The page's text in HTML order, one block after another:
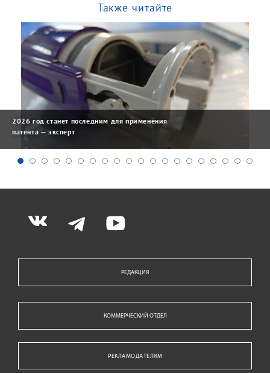
Также читайте
2026 год станет последним для применения
патента — эксперт
РЕДАКЦИЯ
КОММЕРЧЕСКИЙ ОТДЕЛ
РЕКЛАМОДАТЕЛЯМ